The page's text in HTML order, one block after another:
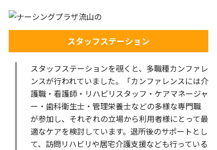
スタッフステーション
スタッフステーションを覗くと、多職種カンファレ
ンスが行われていました。「カンファレンスには介
護職・看護師・リハビリスタッフ・ケアマネージャ
ー・歯科衛生士・管理栄養士などの多様な専門職
が参加し、それぞれの立場から利用者様にとって最
適なケアを検討しています。退所後のサポートとし
て、訪問リハビリや居宅介護支援なども行っている